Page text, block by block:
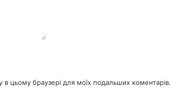
цьому браузері для моїх подальших коментарів.